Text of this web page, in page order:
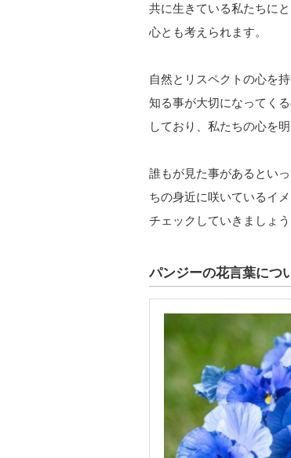
共に生きている私たちに
心とも考えられます。
自然とリスペクトの心を
知る事が大切になってく
しており、私たちの心を
誰もが見た事があるとい
ちの身近に咲いているイ
チェックしていきましょう
パンジーの花言葉につ